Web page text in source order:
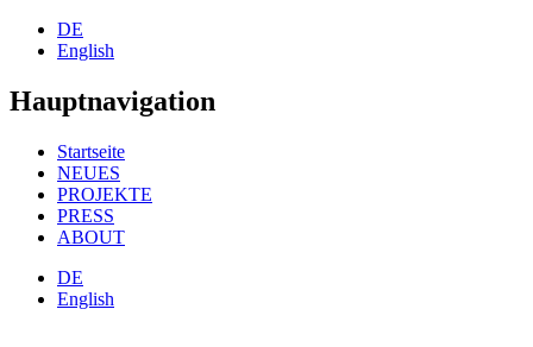
DE
English
Hauptnavigation
Startseite
NEUES
PROJEKTE
PRESS
ABOUT
DE
English